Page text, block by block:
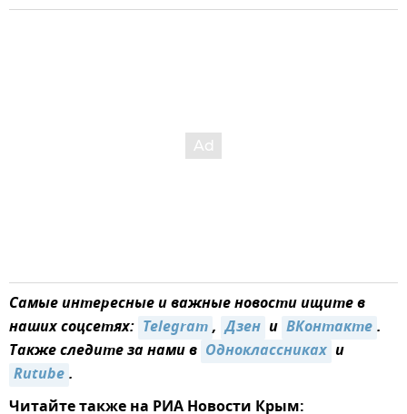
Самые интересные и важные новости ищите в
наших соцсетях: Telegram, Дзен и ВКонтакте.
Также следите за нами в Одноклассниках и
Rutube.
Читайте также на РИА Новости Крым: